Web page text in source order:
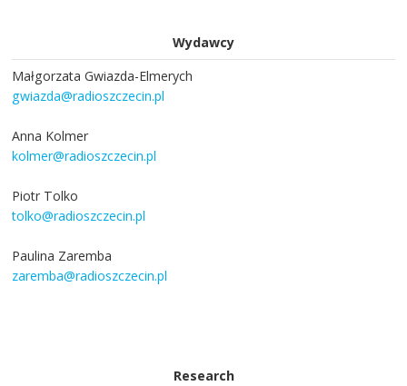
Wydawcy
Małgorzata Gwiazda-Elmerych
gwiazda@radioszczecin.pl
Anna Kolmer
kolmer@radioszczecin.pl
Piotr Tolko
tolko@radioszczecin.pl
Paulina Zaremba
zaremba@radioszczecin.pl
Research